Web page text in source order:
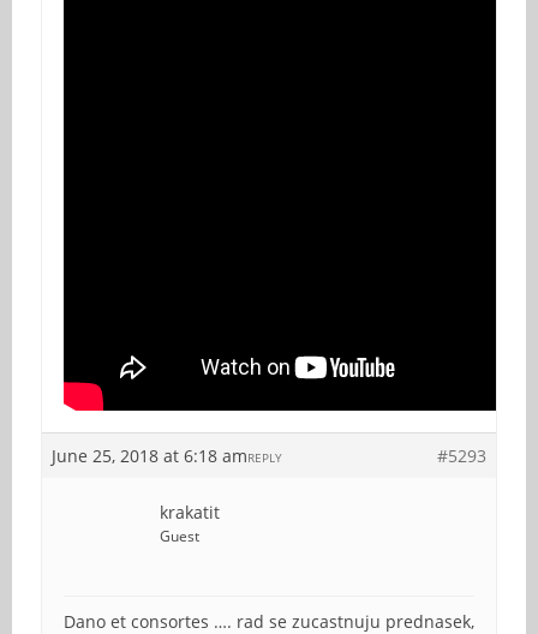
June 25, 2018 at 6:18 am #5293
REPLY
krakatit
Guest
Dano et consortes …. rad se zucastnuju prednasek,